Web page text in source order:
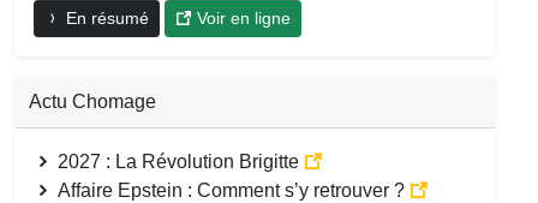
En résumé Voir en ligne
Actu Chomage
2027 : La Révolution Brigitte
Affaire Epstein : Comment s’y retrouver ?